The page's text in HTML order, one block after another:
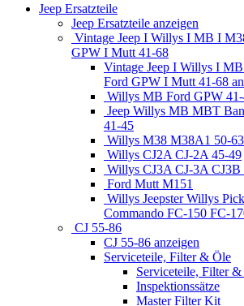
Jeep Ersatzteile
Jeep Ersatzteile anzeigen
Vintage Jeep I Willys I MB I
GPW I Mutt 41-68
Vintage Jeep I Willys I
Ford GPW I Mutt 41-68
Willys MB Ford GPW
Jeep Willys MB MBT
41-45
Willys M38 M38A1 50-63
Willys CJ2A CJ-2A 45-49
Willys CJ3A CJ-3A CJ3B
Ford Mutt M151
Willys Jeepster Willys
Commando FC-150 FC-
CJ 55-86
CJ 55-86 anzeigen
Serviceteile, Filter & Öle
Serviceteile, Filter &
Inspektionssätze
Master Filter Kit